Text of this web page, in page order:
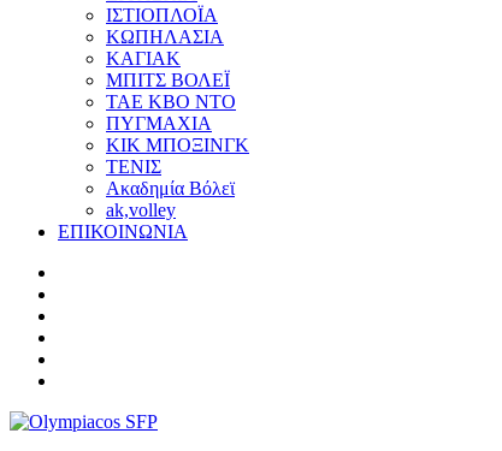
ΙΣΤΙΟΠΛΟΪΑ
ΚΩΠΗΛΑΣΙΑ
ΚΑΓΙΑΚ
ΜΠΙΤΣ ΒΟΛΕΪ
ΤΑΕ ΚΒΟ ΝΤΟ
ΠΥΓΜΑΧΙΑ
ΚΙΚ ΜΠΟΞΙΝΓΚ
ΤΕΝΙΣ
Ακαδημία Βόλεϊ
ak,volley
ΕΠΙΚΟΙΝΩΝΙΑ